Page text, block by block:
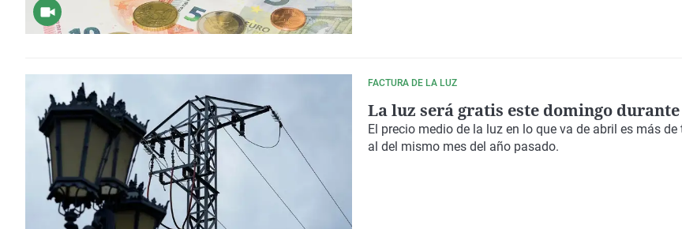
FACTURA DE LA LUZ
La luz será gratis este domingo
El precio medio de la luz en lo que va de abril es más
al del mismo mes del año pasado.